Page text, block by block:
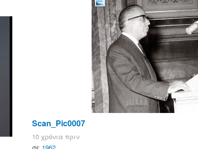
Scan_Pic0007
10 χρόνια πριν